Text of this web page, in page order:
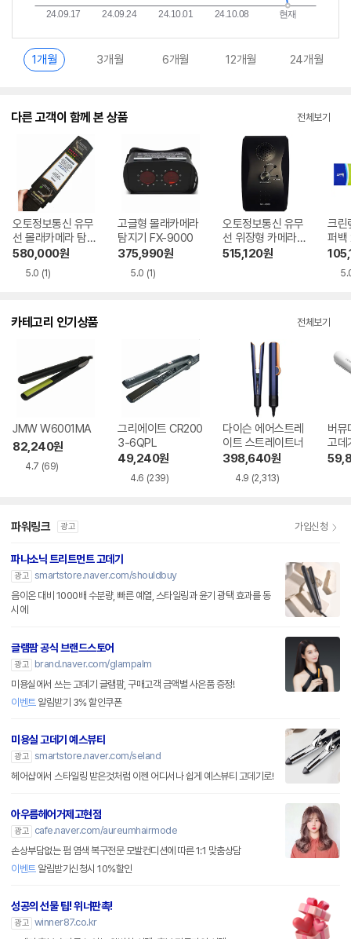
1개월 3개월 6개월 12개월 24개월
다른 고객이 함께 본 상품 전체보기
오토정보통신 유무
선 몰래카메라 탐지
기 FX-special 90
580,000원
5.0 (1)
고글형 몰래카메라
탐지기 FX-9000
375,990원
5.0 (1)
오토정보통신 유무
선 위장형 카메라
탐지기 GH-4000
515,120원
크린
퍼
(대)
0매)
카테고리 인기상품 전체보기
JMW W6001MA
82,240원
4.7 (69)
그리에이트 CR200
3-6QPL
49,240원
4.6 (239)
다이슨 에어스트레
이트 스트레이트너
398,640원
4.9 (2,313)
버뮤
파워링크 광고 가입신청
파나소닉 트리트먼트 고데기
광고 smartstore.naver.com/shouldbuy
음이온 대비 1000배 수분량, 빠른 예열, 스타일링과 윤기 광택 효과를 동
시에
글램팜 공식 브랜드스토어
광고
brand.naver.com/glampalm
미용실에서 쓰는 고데기 글램팜, 구매고객 금액별 사은품 증정!
이벤트알림받기 3% 할인쿠폰
미용실 고데기 예스뷰티
광고 smartstore.naver.com/seland
헤어샵에서 스타일링 받은것처럼 이젠 어디서나 쉽게 예스뷰티 고데기로!
아우름헤어거제고현점
광고
cafe.naver.com/aureumhairmode
손상부담없는 펌 염색 복구전문 모발컨디션에 따른 1:1 맞춤상담
이벤트알림받기신청시 10%할인
성공의 선물 팁! 위너판촉!
광고 winner87.co.kr